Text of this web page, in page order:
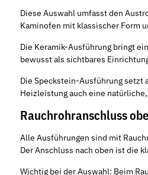
Diese Auswahl umfasst den
Kaminofen mit klassischer Form
Die Keramik-Ausführung bringt
bewusst als sichtbares
Die Speckstein-Ausführung setzt
Heizleistung auch eine
Rauchrohranschluss
Alle Ausführungen sind mit
Der Anschluss nach oben ist die
Wichtig bei der Auswahl: Beim